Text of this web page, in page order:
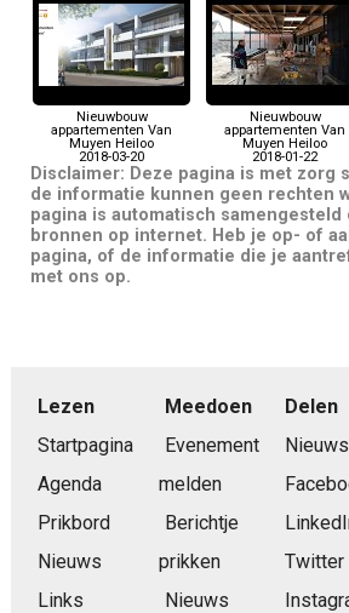
Nieuwbouw
appartementen Van
Muyen Heiloo
2018-03-20
Nieuwbouw
appartementen Van
Muyen Heiloo
2018-01-22
Disclaimer: Deze pagina is met zorg
de informatie kunnen geen rechten
pagina is automatisch samengesteld
bronnen op internet. Heb je op- of
pagina, of de informatie die je
met ons op.
Lezen
Startpagina
Agenda
Prikbord
Nieuws
Links
Meedoen
Evenement
melden
Berichtje
prikken
Nieuws
Delen
Twitter